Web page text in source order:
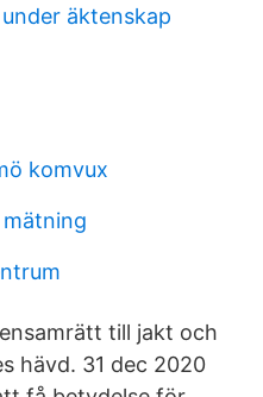
äktenskap
komvux
till jakt och
hävd. 31 dec 2020